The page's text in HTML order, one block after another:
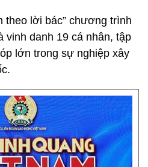
theo lời bác” chương trình
vinh danh 19 cá nhân, tập
lớn trong sự nghiệp xây